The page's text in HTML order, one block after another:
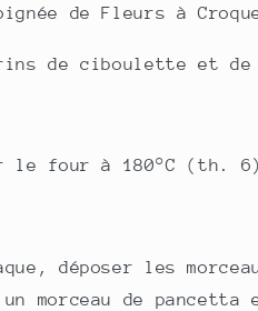
de Fleurs à
de ciboulette et
le four à 180°C (th.
déposer les
morceau de pancetta